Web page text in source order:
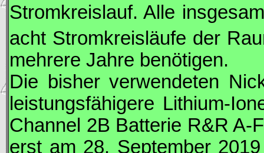
Stromkreislauf. Alle
acht Stromkreisläufe der
mehrere Jahre benötigen.
Die bisher verwendeten
leistungsfähigere Lithium-
Channel 2B Batterie R&R A-
erst am 28. September